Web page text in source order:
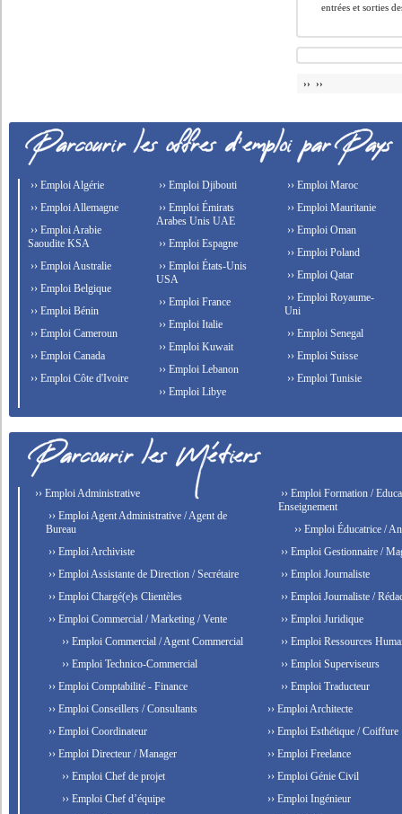
entrées et sorties
›› ››
›› Emploi Algérie
›› Emploi Allemagne
›› Emploi Arabie
Saoudite KSA
›› Emploi Australie
›› Emploi Belgique
›› Emploi Bénin
›› Emploi Cameroun
›› Emploi Canada
›› Emploi Côte d'Ivoire
›› Emploi Djibouti
›› Emploi Émirats
Arabes Unis UAE
›› Emploi Espagne
›› Emploi États-Unis
USA
›› Emploi France
›› Emploi Italie
›› Emploi Kuwait
›› Emploi Lebanon
›› Emploi Libye
›› Emploi Maroc
›› Emploi Mauritanie
›› Emploi Oman
›› Emploi Poland
›› Emploi Qatar
›› Emploi Royaume-
Uni
›› Emploi Senegal
›› Emploi Suisse
›› Emploi Tunisie
›› Emploi Administrative
›› Emploi Agent Administrative / Agent de
Bureau
›› Emploi Archiviste
›› Emploi Assistante de Direction / Secrétaire
›› Emploi Chargé(e)s Clientèles
›› Emploi Commercial / Marketing / Vente
›› Emploi Commercial / Agent Commercial
›› Emploi Technico-Commercial
›› Emploi Comptabilité - Finance
›› Emploi Conseillers / Consultants
›› Emploi Coordinateur
›› Emploi Directeur / Manager
›› Emploi Chef de projet
›› Emploi Chef d’équipe
›› Emploi Formation /
Enseignement
›› Emploi Éducatrice /
›› Emploi Gestionnaire /
›› Emploi Journaliste
›› Emploi Journaliste /
›› Emploi Juridique
›› Emploi Ressources
›› Emploi Superviseurs
›› Emploi Traducteur
›› Emploi Architecte
›› Emploi Esthétique / Coiffure
›› Emploi Freelance
›› Emploi Génie Civil
›› Emploi Ingénieur